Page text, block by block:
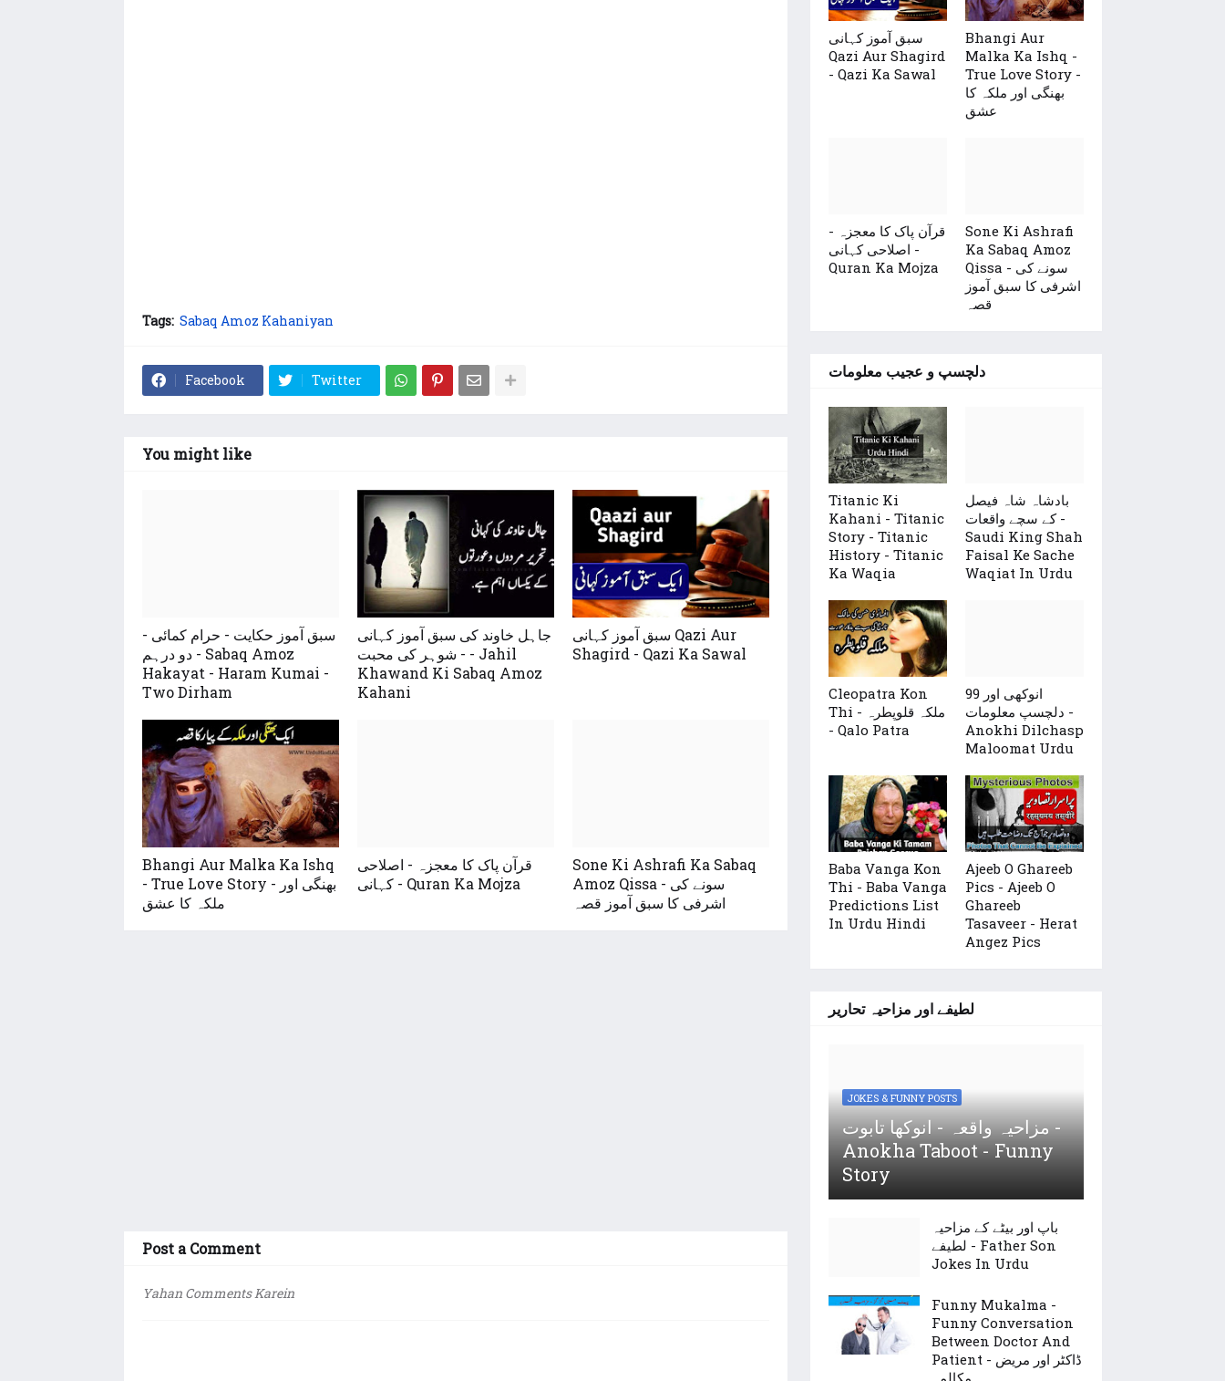
Tags: Sabaq Amoz Kahaniyan
Facebook Twitter
You might like
سبق آموز حکایت - حرام کمائی -
دو درہم - Sabaq Amoz
Hakayat - Haram Kumai -
Two Dirham
جاہل خاوند کی سبق آموز کہانی
- شوہر کی محبت - Jahil
Khawand Ki Sabaq Amoz
Kahani
سبق آموز کہانی Qazi Aur
Shagird - Qazi Ka Sawal
Bhangi Aur Malka Ka Ishq
- True Love Story - بھنگی اور
ملکہ کا عشق
قرآن پاک کا معجزہ - اصلاحی
کہانی - Quran Ka Mojza
Sone Ki Ashrafi Ka Sabaq
Amoz Qissa - سونے کی
اشرفی کا سبق آموز قصہ
Post a Comment
Yahan Comments Karein
سبق آموز کہانی
Qazi Aur Shagird
- Qazi Ka Sawal
Bhangi Aur
Malka Ka Ishq -
True Love Story -
بھنگی اور ملکہ کا
عشق
قرآن پاک کا معجزہ -
اصلاحی کہانی -
Quran Ka Mojza
Sone Ki Ashrafi
Ka Sabaq Amoz
Qissa - سونے کی
اشرفی کا سبق آموز
قصہ
دلچسپ و عجیب معلومات
Titanic Ki
Kahani - Titanic
Story - Titanic
History - Titanic
Ka Waqia
بادشاہ شاہ فیصل
کے سچے واقعات -
Saudi King Shah
Faisal Ke Sache
Waqiat In Urdu
Cleopatra Kon
Thi - ملکہ قلوپطرہ
- Qalo Patra
99 انوکھی اور
دلچسپ معلومات -
Anokhi Dilchasp
Maloomat Urdu
Baba Vanga Kon
Thi - Baba Vanga
Predictions List
In Urdu Hindi
Ajeeb O Ghareeb
Pics - Ajeeb O
Ghareeb
Tasaveer - Herat
Angez Pics
لطیفے اور مزاحیہ تحاریر
JOKES & FUNNY POSTS
مزاحیہ واقعہ - انوکھا تابوت -
Anokha Taboot - Funny
Story
باپ اور بیٹے کے مزاحیہ
لطیفے - Father Son
Jokes In Urdu
Funny Mukalma -
Funny Conversation
Between Doctor And
Patient - ڈاکٹر اور مریض
مکالمہ